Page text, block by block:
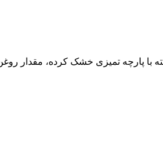
مدت ۲ ساعت می گذاریم، بعد آن را تمیز شسته با پارچه